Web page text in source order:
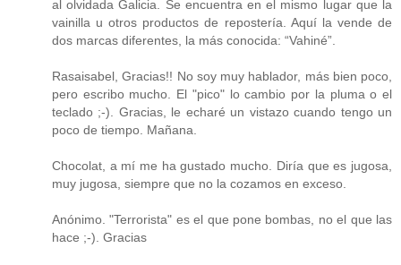
al olvidada Galicia. Se encuentra en el mismo lugar que la
vainilla u otros productos de repostería. Aquí la vende de
dos marcas diferentes, la más conocida: “Vahiné”.
Rasaisabel, Gracias!! No soy muy hablador, más bien poco,
pero escribo mucho. El "pico" lo cambio por la pluma o el
teclado ;-). Gracias, le echaré un vistazo cuando tengo un
poco de tiempo. Mañana.
Chocolat, a mí me ha gustado mucho. Diría que es jugosa,
muy jugosa, siempre que no la cozamos en exceso.
Anónimo. "Terrorista" es el que pone bombas, no el que las
hace ;-). Gracias